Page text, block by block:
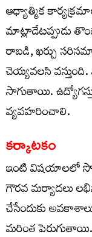
ఆధ్యాత్మిక
మాట్లాడేటప్పుడు
రాబడి, ఖర్చు
చెయ్యవలసి
సాగుతాయి.
వ్యవహరించాలి.
కర్కాటకం
ఇంటి విషయాలలో
గౌరవ మర్యాదలు
చేసేందుకు
మరింత